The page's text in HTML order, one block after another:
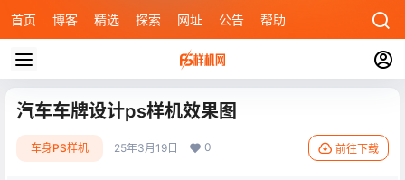
首页 博客 精选 探索 网址 公告 帮助
汽车车牌设计ps样机效果图
车身PS样机 25年3月19日 0 前往下载